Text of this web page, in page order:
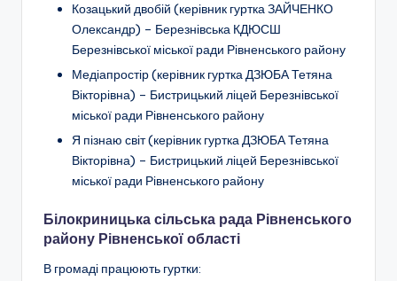
Козацький двобій (керівник гуртка ЗАЙЧЕНКО
Олександр) – Березнівська КДЮСШ
Березнівської міської ради Рівненського району
Медіапростір(керівник гуртка ДЗЮБА Тетяна
Вікторівна) – Бистрицький ліцей Березнівської
міської ради Рівненського району
Я пізнаю світ(керівник гуртка ДЗЮБА Тетяна
Вікторівна) – Бистрицький ліцей Березнівської
міської ради Рівненського району
Білокриницька сільська рада Рівненського
району Рівненської області
В громаді працюють гуртки: